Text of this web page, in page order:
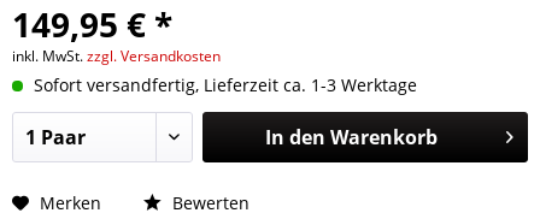
149,95 € *
inkl. MwSt.zzgl. Versandkosten
Sofort versandfertig, Lieferzeit ca. 1-3 Werktage
In den Warenkorb
Merken Bewerten